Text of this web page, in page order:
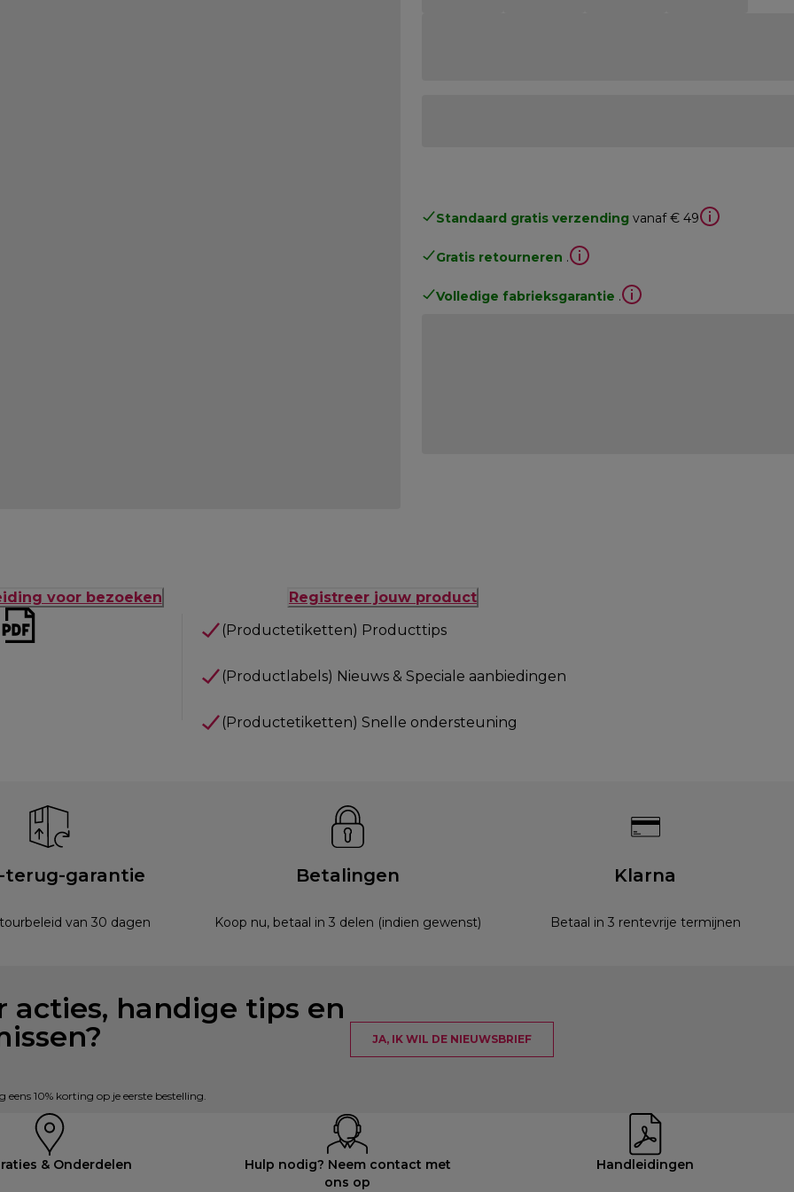
Standaard gratis verzending vanaf € 49
Gratis retourneren .
Volledige fabrieksgarantie .
voor bezoeken
Registreer jouw product
(Productetiketten) Producttips
(Productlabels) Nieuws & Speciale aanbiedingen
(Productetiketten) Snelle ondersteuning
terug-garantie
van 30 dagen
Betalingen
Koop nu, betaal in 3 delen (indien gewenst)
Klarna
Betaal in 3 rentevrije termijnen
acties, handige tips en
10% korting op je eerste bestelling.
JA, IK WIL DE NIEUWSBRIEF
& Onderdelen
Hulp nodig? Neem contact met
ons op
Handleidingen